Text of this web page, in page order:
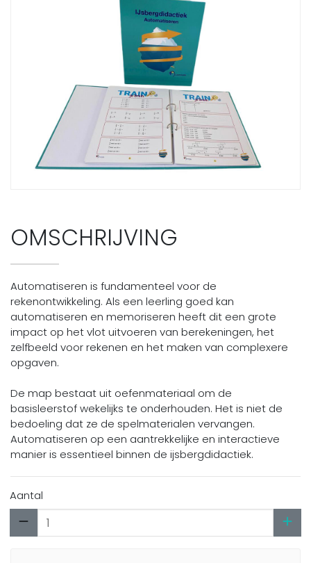
OMSCHRIJVING
Automatiseren is fundamenteel voor de
rekenontwikkeling. Als een leerling goed kan
automatiseren en memoriseren heeft dit een grote
impact op het vlot uitvoeren van berekeningen, het
zelfbeeld voor rekenen en het maken van complexere
opgaven.
De map bestaat uit oefenmateriaal om de
basisleerstof wekelijks te onderhouden. Het is niet de
bedoeling dat ze de spelmaterialen vervangen.
Automatiseren op een aantrekkelijke en interactieve
manier is essentieel binnen de ijsbergdidactiek.
Aantal